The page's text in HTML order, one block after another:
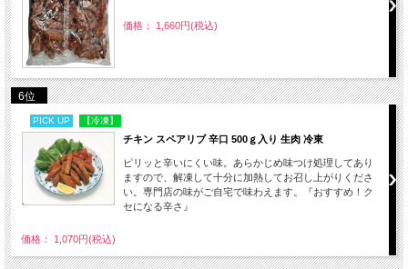
価格： 1,660円(税込)
6位
PICK UP 【冷凍】
チキン スペアリブ 辛口 500ｇ入り 生肉 冷東
ピリッと辛いにくい味。あらかじめ味つけ処理してあり
ますので、解凍して十分に加熱してお召し上がりくださ
い。専門店の味がご自宅で味わえます。『おすすめ！ク
セになる辛さ』
価格： 1,070円(税込)